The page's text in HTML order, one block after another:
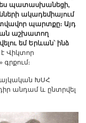
ես պատասխանեցի,
ակադեմիայում
պարտքը։ Այդ
աշխատող
եմ Երևան՝ ինձ
է Վիկտոր
ԽՍՀ
անդամ և ընտրվել